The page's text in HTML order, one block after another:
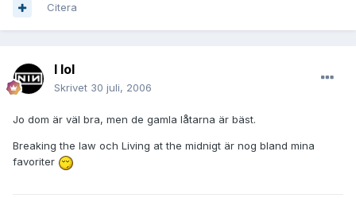
Citera
I lol
Skrivet 30 juli, 2006
Jo dom är väl bra, men de gamla låtarna är bäst.
Breaking the law och Living at the midnigt är nog bland mina
favoriter